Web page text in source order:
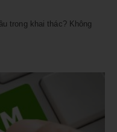
trong khai thác? Không